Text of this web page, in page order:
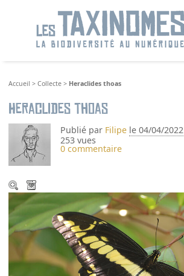
Accueil >Collecte > Heraclides thoas
Heraclides thoas
Publié par Filipe le 04/04/2022
253 vues
0 commentaire